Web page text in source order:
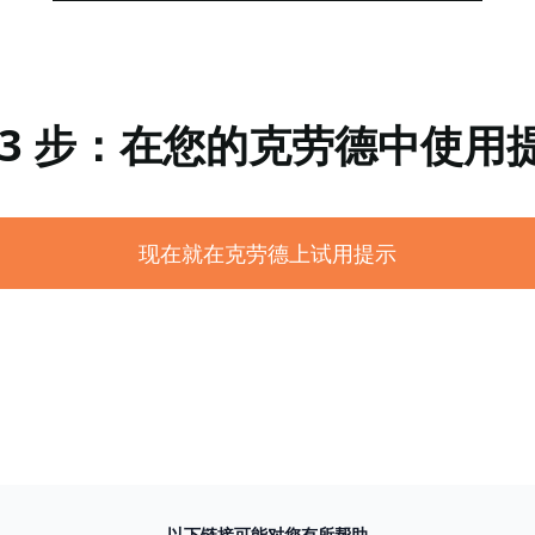
步：在您的克劳德中使用
现在就在克劳德上试用提示